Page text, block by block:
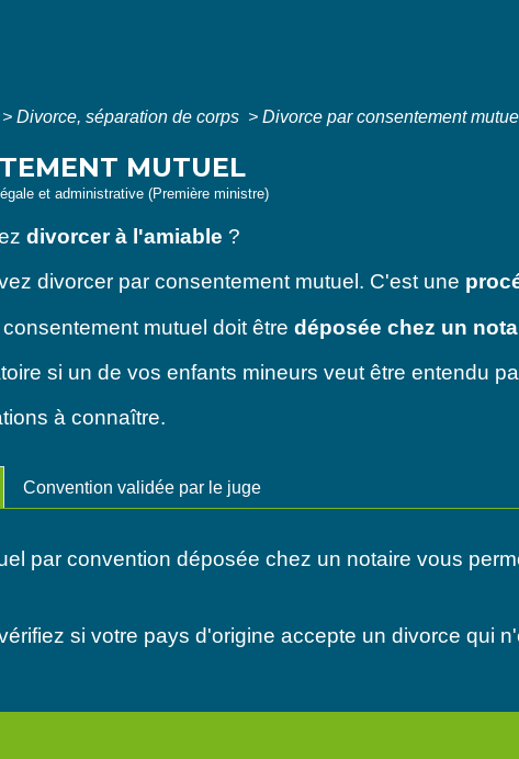
> Divorce, séparation de corps > Divorce par consentement
MUTUEL
et administrative (Première ministre)
divorcer à l'amiable ?
divorcer par consentement mutuel. C'est une
consentement mutuel doit être déposée chez un
si un de vos enfants mineurs veut être entendu
à connaître.
Convention validée par le juge
par convention déposée chez un notaire vous
si votre pays d'origine accepte un divorce qui